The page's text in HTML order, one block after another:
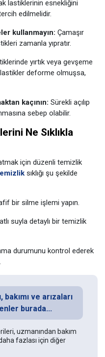
lastiklerinin esnekliğini
edilmelidir.
kullanmayın: Çamaşır
zamanla yıpratır.
yırtık veya gevşeme
lastikler deforme olmuşsa,
kaçının: Sürekli açılıp
sebep olabilir.
Ne Sıklıkla
için düzenli temizlik
sıklığı şu şekilde
bir silme işlemi yapın.
suyla detaylı bir temizlik
durumunu kontrol ederek
bakımı ve arızaları
burada...
uzmanından bakım
fazlası için diğer